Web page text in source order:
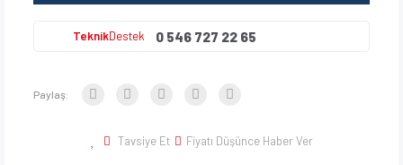
TeknikDestek 0 546 727 22 65
Paylaş:
Tavsiye Et Fiyatı Düşünce Haber Ver